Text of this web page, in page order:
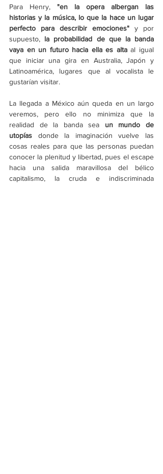
Para Henry, "en la opera albergan las
historias y la música, lo que la hace un lugar
perfecto para describir emociones" y por
supuesto, la probabilidad de que la banda
vaya en un futuro hacia ella es alta al igual
que iniciar una gira en Australia, Japón y
Latinoamérica, lugares que al vocalista le
gustarían visitar.
La llegada a México aún queda en un largo
veremos, pero ello no minimiza que la
realidad de la banda sea un mundo de
utopías donde la imaginación vuelve las
cosas reales para que las personas puedan
conocer la plenitud y libertad, pues el escape
hacia una salida maravillosa del bélico
capitalismo, la cruda e indiscriminada